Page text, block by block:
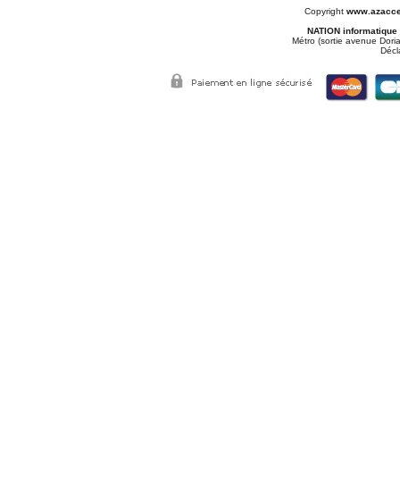
Copyright
NATION informatique
Métro (sortie avenue